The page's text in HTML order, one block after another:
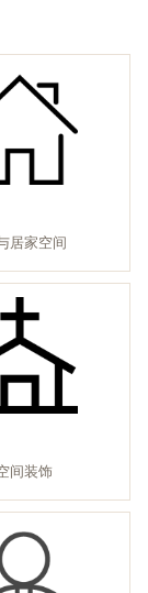
居家空间
间装饰